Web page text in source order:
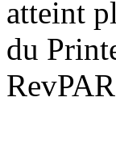
atteint
du